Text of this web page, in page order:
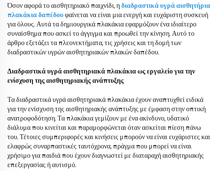
Όσον αφορά το αισθητηριακό παιχνίδι, ηδιαδραστικά υγρά αισθητήρια
πλακάκια δαπέδουφαίνεται να είναι μια ενεργή και ευχάριστη συσκευή
για όλους. Αυτά τα δημιουργικά πλακάκια εφαρμόζουν ένα ιδιαίτερο
συναίσθημα που ασκεί το άγγιγμα και προωθεί την κίνηση. Αυτό το
άρθρο εξετάζει τα πλεονεκτήματα, τις χρήσεις και τη δομή των
διαδραστικών υγρών αισθητηριακών πλακών δαπέδου.
Διαδραστικά υγρά αισθητηριακά πλακάκια ως εργαλείο για την
ενίσχυση της αισθητηριακής ανάπτυξης
Τα διαδραστικά υγρά αισθητηριακά πλακάκια έχουν αναπτυχθεί ειδικά
για την ενίσχυση της αισθητηριακής ανάπτυξης με έμφαση στην οπτική
ανατροφοδότηση. Τα πλακάκια γεμίζουν με ένα ακίνδυνο, υδατικό
διάλυμα που κινείται και παραμορφώνεται όταν ασκείται πίεση πάνω
του. Τέτοιες συμπεριφορές και κινήσεις μπορούν να είναι ευχάριστες και
ελαφρώς συναρπαστικές ταυτόχρονα, πράγμα που μπορεί να είναι
χρήσιμο για παιδιά που έχουν διαγνωστεί με διαταραχή αισθητηριακής
επεξεργασίας ή αυτισμό.